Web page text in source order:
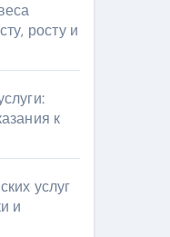
росту и
к
услуг
и